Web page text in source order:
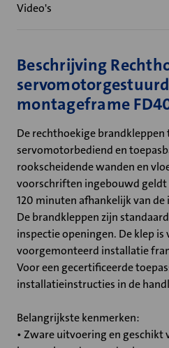
Video's
Beschrijving
montageframe
De rechthoekige brandkleppen
servomotorbediend en
rookscheidende wanden en
voorschriften ingebouwd
120 minuten afhankelijk van
De brandkleppen zijn
inspectie openingen. De klep is
voorgemonteerd installatie
Voor een gecertificeerde
installatieinstructies in de
Belangrijkste kenmerken:
• Zware uitvoering en